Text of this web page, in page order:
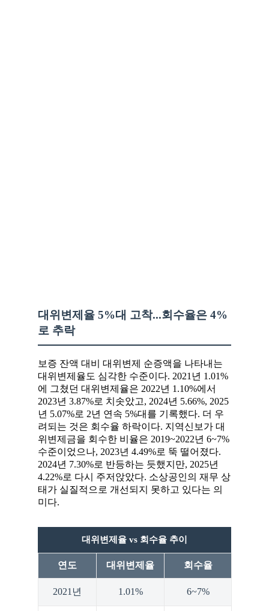
대위변제율 5%대 고착...회수율은 4%
로 추락
보증 잔액 대비 대위변제 순증액을 나타내는
대위변제율도 심각한 수준이다. 2021년 1.01%
에 그쳤던 대위변제율은 2022년 1.10%에서
2023년 3.87%로 치솟았고, 2024년 5.66%, 2025
년 5.07%로 2년 연속 5%대를 기록했다. 더 우
려되는 것은 회수율 하락이다. 지역신보가 대
위변제금을 회수한 비율은 2019~2022년 6~7%
수준이었으나, 2023년 4.49%로 뚝 떨어졌다.
2024년 7.30%로 반등하는 듯했지만, 2025년
4.22%로 다시 주저앉았다. 소상공인의 재무 상
태가 실질적으로 개선되지 못하고 있다는 의
미다.
대위변제율 vs 회수율 추이
연도 대위변제율 회수율
2021년 1.01% 6~7%